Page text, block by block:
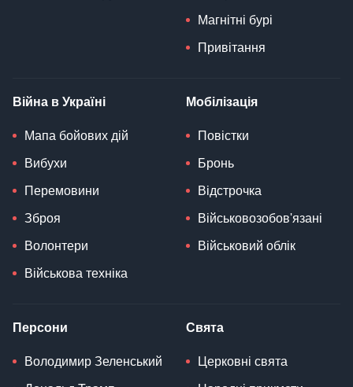
Магнітні бурі
Привітання
Війна в Україні
Мапа бойових дій
Вибухи
Перемовини
Зброя
Волонтери
Військова техніка
Мобілізація
Повістки
Бронь
Відстрочка
Військовозобов'язані
Військовий облік
Персони
Володимир Зеленський
Свята
Церковні свята